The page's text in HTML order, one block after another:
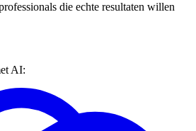
die echte resultaten willen
AI: